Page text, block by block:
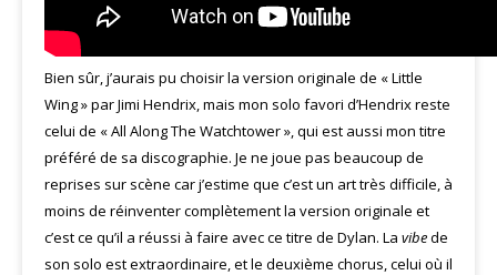
Bien sûr, j’aurais pu choisir la version originale de « Little
Wing » par Jimi Hendrix, mais mon solo favori d’Hendrix reste
celui de « All Along The Watchtower », qui est aussi mon titre
préféré de sa discographie. Je ne joue pas beaucoup de
reprises sur scène car j’estime que c’est un art très difficile, à
moins de réinventer complètement la version originale et
c’est ce qu’il a réussi à faire avec ce titre de Dylan. La vibede
son solo est extraordinaire, et le deuxième chorus, celui où il